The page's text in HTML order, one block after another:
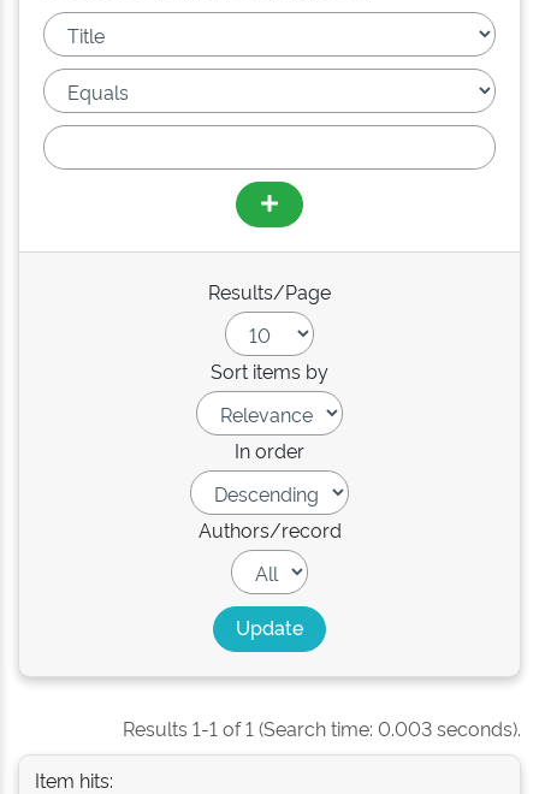
Results/Page
Sort items by
In order
Authors/record
Results 1-1 of 1 (Search time: 0.003 seconds).
Item hits: